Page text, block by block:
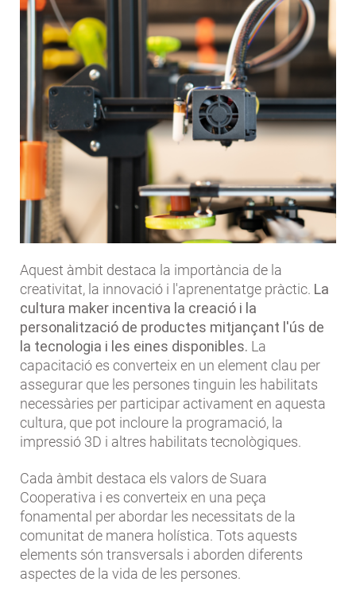
Aquest àmbit destaca la importància de la
creativitat, la innovació i l'aprenentatge pràctic. La
cultura maker incentiva la creació i la
personalització de productes mitjançant l'ús de
la tecnologia i les eines disponibles. La
capacitació es converteix en un element clau per
assegurar que les persones tinguin les habilitats
necessàries per participar activament en aquesta
cultura, que pot incloure la programació, la
impressió 3D i altres habilitats tecnològiques.
Cada àmbit destaca els valors de Suara
Cooperativa i es converteix en una peça
fonamental per abordar les necessitats de la
comunitat de manera holística. Tots aquests
elements són transversals i aborden diferents
aspectes de la vida de les persones.